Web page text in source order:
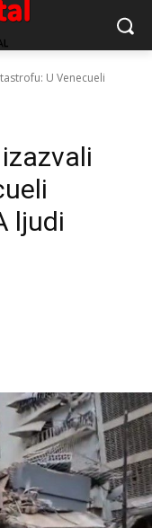
U Venecueli
ljudi